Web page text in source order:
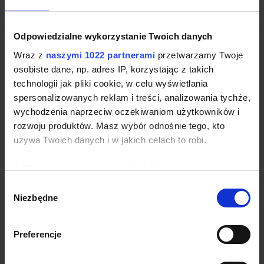
Odpowiedzialne wykorzystanie Twoich danych
Wraz z naszymi 1022 partnerami przetwarzamy Twoje
osobiste dane, np. adres IP, korzystając z takich
technologii jak pliki cookie, w celu wyświetlania
spersonalizowanych reklam i treści, analizowania tychże,
wychodzenia naprzeciw oczekiwaniom użytkowników i
rozwoju produktów. Masz wybór odnośnie tego, kto
używa Twoich danych i w jakich celach to robi.
Jeśli wyrazisz na to zgodę, chcielibyśmy również:
geograficznej z dokładnością nawet do kilku metrów
analizując charakteryzującego je zbiory danych
(fingerprinting, czyli wirtualny odcisk palca)
zgody
Niezbędne
Preferencje
Aby uzyskać, aż 4000 zł
dofinansowanie na budowę
przydomowej oczyszczalni
ścieków na terenie Sosnowca
należy wykonać następujące
kroki:
Zadzwoń do nas lub wyślij zapytanie i zapoznaj się z
Umówić się z nami na bezpłatną wizję lokalną.
Pomoże to określenić rodzaju oczyszczalni, wybrać